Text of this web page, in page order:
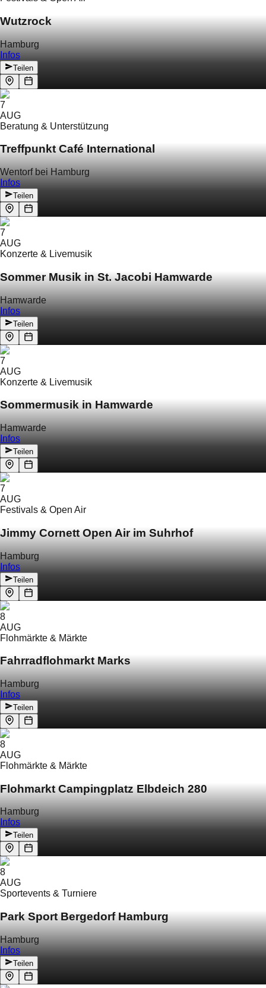
Wutzrock
Hamburg
Infos
Teilen
7
AUG
Beratung & Unterstützung
Treffpunkt Café International
Wentorf bei Hamburg
Infos
Teilen
7
AUG
Konzerte & Livemusik
Sommer Musik in St. Jacobi Hamwarde
Hamwarde
Infos
Teilen
7
AUG
Konzerte & Livemusik
Sommermusik in Hamwarde
Hamwarde
Infos
Teilen
7
AUG
Festivals & Open Air
Jimmy Cornett Open Air im Suhrhof
Hamburg
Infos
Teilen
8
AUG
Flohmärkte & Märkte
Fahrradflohmarkt Marks
Hamburg
Infos
Teilen
8
AUG
Flohmärkte & Märkte
Flohmarkt Campingplatz Elbdeich 280
Hamburg
Infos
Teilen
8
AUG
Sportevents & Turniere
Park Sport Bergedorf Hamburg
Hamburg
Infos
Teilen